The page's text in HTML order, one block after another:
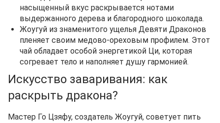
насыщенный вкус раскрывается нотами
выдержанного дерева и благородного шоколада.
Жоугуй из знаменитого ущелья Девяти Драконов
пленяет своим медово-ореховым профилем. Этот
чай обладает особой энергетикой Ци, которая
согревает тело и наполняет душу гармонией.
Искусство заваривания: как
раскрыть дракона?
Мастер Го Цзяфу, создатель Жоугуй, советует пить